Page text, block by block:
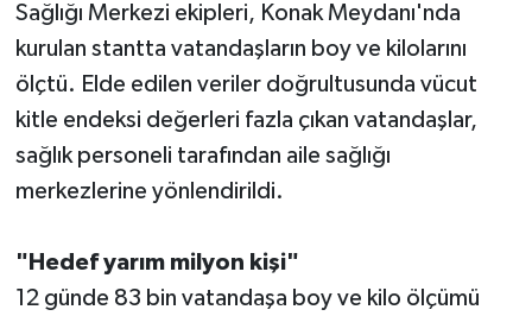
Sağlığı Merkezi ekipleri, Konak Meydanı'nda
kurulan stantta vatandaşların boy ve kilolarını
ölçtü. Elde edilen veriler doğrultusunda vücut
kitle endeksi değerleri fazla çıkan vatandaşlar,
sağlık personeli tarafından aile sağlığı
merkezlerine yönlendirildi.
"Hedef yarım milyon kişi"
12 günde 83 bin vatandaşa boy ve kilo ölçümü